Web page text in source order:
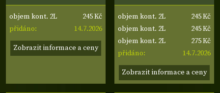
objem kont. 2L
245 Kč
přidáno:
14.7.2026
Zobrazit informace a ceny
objem kont. 2L
245 Kč
objem kont. 2L
245 Kč
objem kont. 2L
275 Kč
přidáno:
14.7.2026
Zobrazit informace a ceny